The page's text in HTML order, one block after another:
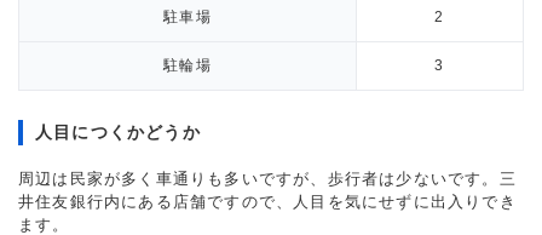
駐車場 2
駐輪場 3
人目につくかどうか
周辺は民家が多く車通りも多いですが、歩行者は少ないです。三
井住友銀行内にある店舗ですので、人目を気にせずに出入りでき
ます。